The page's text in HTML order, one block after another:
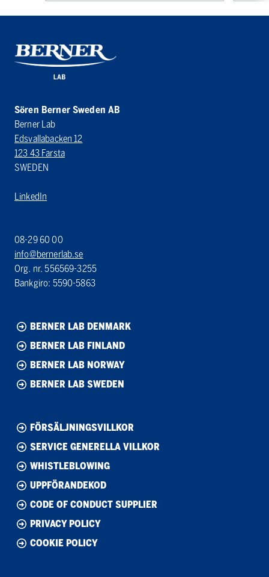
Sören Berner Sweden AB
Berner Lab
Edsvallabacken 12
123 43 Farsta
SWEDEN
LinkedIn
08-29 60 00
info@bernerlab.se
Org. nr. 556569-3255
Bankgiro: 5590-5863
BERNER LAB DENMARK
BERNER LAB FINLAND
BERNER LAB NORWAY
BERNER LAB SWEDEN
FÖRSÄLJNINGSVILLKOR
SERVICE GENERELLA VILLKOR
WHISTLEBLOWING
UPPFÖRANDEKOD
CODE OF CONDUCT SUPPLIER
PRIVACY POLICY
COOKIE POLICY